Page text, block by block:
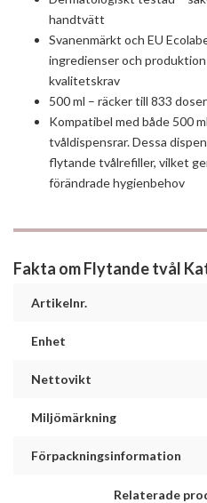
handtvätt
Svanenmärkt och EU
ingredienser och
kvalitetskrav
500 ml – räcker till 833 doser
Kompatibel med både 500
tvåldispensrar. Dessa
flytande tvålrefiller, vilket
förändrade hygienbehov
Fakta om Flytande tvål
Artikelnr.
Enhet
Nettovikt
Miljömärkning
Förpackningsinformation
Relaterade